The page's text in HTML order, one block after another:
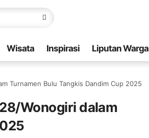
Wisata Inspirasi Liputan Warga
Turnamen Bulu Tangkis Dandim Cup 2025
Wonogiri dalam